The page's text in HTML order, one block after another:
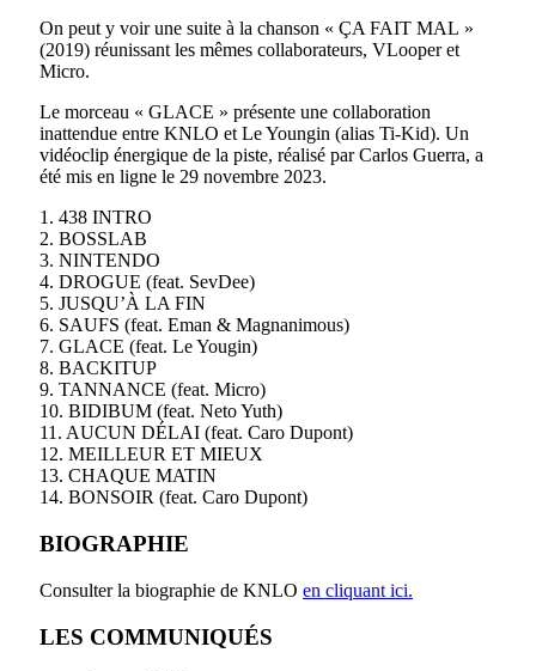
On peut y voir une suite à la chanson « ÇA FAIT MAL »
(2019) réunissant les mêmes collaborateurs, VLooper et
Micro.
Le morceau « GLACE » présente une collaboration
inattendue entre KNLO et Le Youngin (alias Ti-Kid). Un
vidéoclip énergique de la piste, réalisé par Carlos Guerra, a
été mis en ligne le 29 novembre 2023.
1. 438 INTRO
2. BOSSLAB
3. NINTENDO
4. DROGUE (feat. SevDee)
5. JUSQU’À LA FIN
6. SAUFS (feat. Eman & Magnanimous)
7. GLACE (feat. Le Yougin)
8. BACKITUP
9. TANNANCE (feat. Micro)
10. BIDIBUM (feat. Neto Yuth)
11. AUCUN DÉLAI (feat. Caro Dupont)
12. MEILLEUR ET MIEUX
13. CHAQUE MATIN
14. BONSOIR (feat. Caro Dupont)
BIOGRAPHIE
Consulter la biographie de KNLO en cliquant ici.
LES COMMUNIQUÉS